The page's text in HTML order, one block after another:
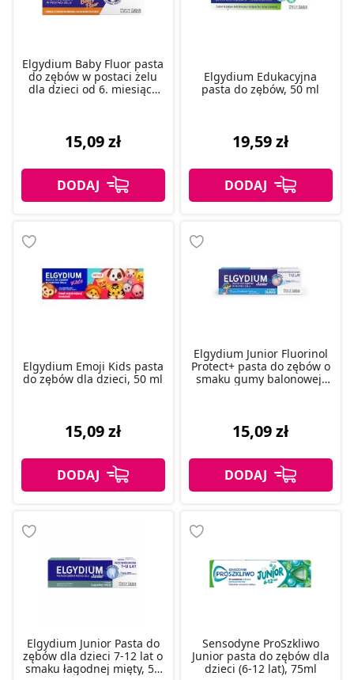
Elgydium Baby Fluor pasta
do zębów w postaci żelu
dla dzieci od 6. miesiąca
15,09 zł
Elgydium Edukacyjna
pasta do zębów, 50 ml
19,59 zł
Elgydium Emoji Kids pasta
do zębów dla dzieci, 50 ml
15,09 zł
Elgydium Junior Fluorinol
Protect+ pasta do zębów o
smaku gumy balonowej,
15,09 zł
Elgydium Junior Pasta do
zębów dla dzieci 7-12 lat o
smaku łagodnej mięty, 50
Sensodyne ProSzkliwo
Junior pasta do zębów dla
dzieci (6-12 lat), 75ml